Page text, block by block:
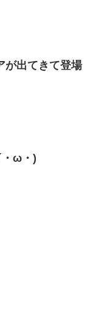
が出てきて登場
・ω・)